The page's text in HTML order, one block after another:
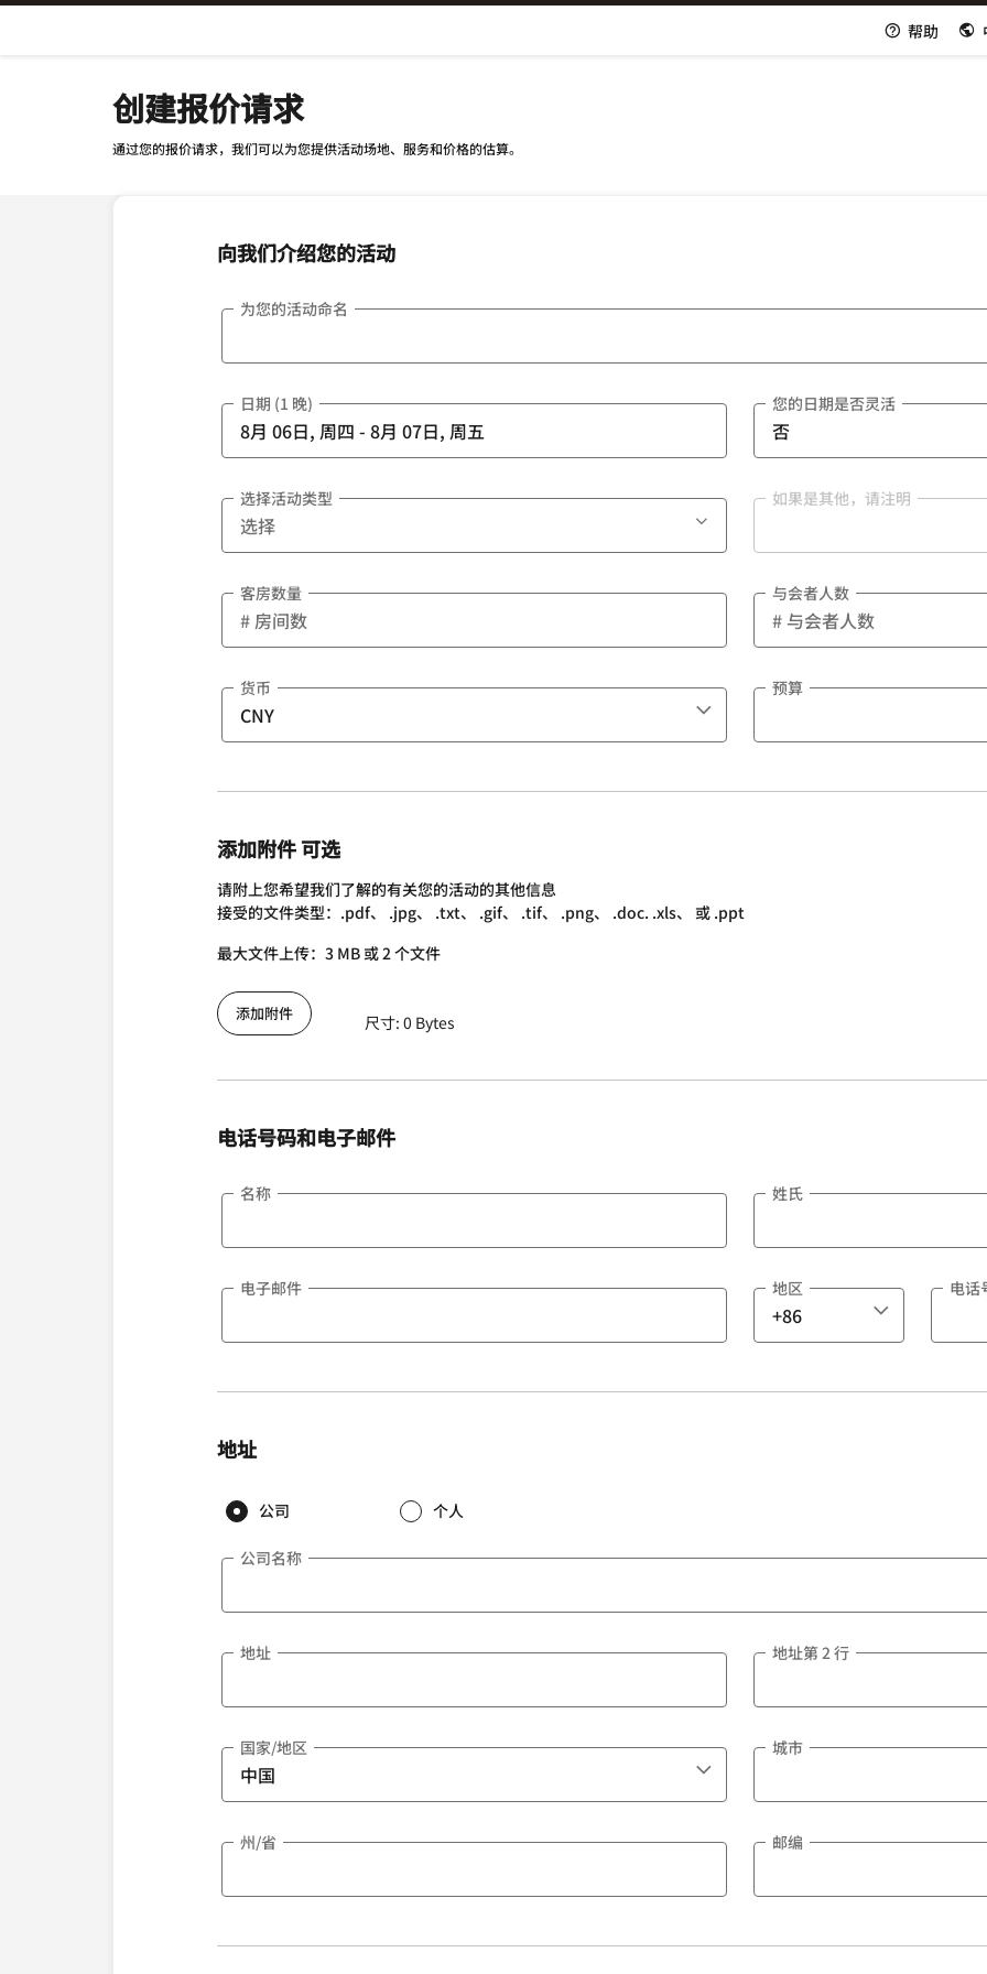
Skip To Content
帮助
创建报价请求
通过您的报价请求，我们可以为您提供活动场地、服务和价格的估算。
向我们介绍您的活动
为您的活动命名
日期 (1 晚) 您的日期是否灵活
选择活动类型 如果是其他，请注明
客房数量 与会者人数
货币 预算
添加附件 可选
请附上您希望我们了解的有关您的活动的其他信息
接受的文件类型：.pdf、 .jpg、 .txt、 .gif、 .tif、 .png、 .doc. .xls、 或 .ppt
最大文件上传：3 MB 或 2 个文件
添加附件 尺寸: 0 Bytes
电话号码和电子邮件
名称 姓氏
电子邮件 地区 电话
地址
公司 个人
公司名称
地址 地址第 2 行
国家/地区 城市
州/省 邮编